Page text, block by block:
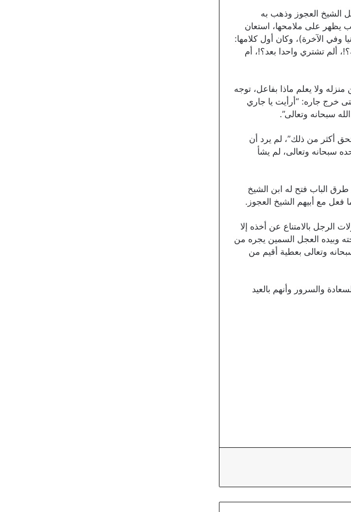
الشيخ العجوز وذهب به
يظهر على ملامحها، استعان
وفي الآخرة)، وكان أول كلامها:
ألم تشتري واحدا بعد؟!، أم
ولا يعلم ماذا بفاعل، توجه
خرج جاره: “أرأيت يا جاري
سبحانه وتعالى”.
أكثر من ذلك”، لم يرد أن
سبحانه وتعالى، لم يشأ
طرق الباب فتح له ابن الشيخ
فعل مع أبيهم الشيخ العجوز.
الرجل بالامتناع عن أخذه إلا
وبيده العجل السمين يجره من
وتعالى بعطية أقيم من
والسرور وأنهم بالعيد